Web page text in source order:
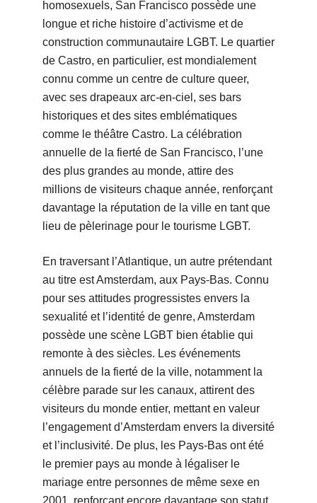
homosexuels, San Francisco possède une
longue et riche histoire d’activisme et de
construction communautaire LGBT. Le quartier
de Castro, en particulier, est mondialement
connu comme un centre de culture queer,
avec ses drapeaux arc-en-ciel, ses bars
historiques et des sites emblématiques
comme le théâtre Castro. La célébration
annuelle de la fierté de San Francisco, l’une
des plus grandes au monde, attire des
millions de visiteurs chaque année, renforçant
davantage la réputation de la ville en tant que
lieu de pèlerinage pour le tourisme LGBT.
En traversant l’Atlantique, un autre prétendant
au titre est Amsterdam, aux Pays-Bas. Connu
pour ses attitudes progressistes envers la
sexualité et l’identité de genre, Amsterdam
possède une scène LGBT bien établie qui
remonte à des siècles. Les événements
annuels de la fierté de la ville, notamment la
célèbre parade sur les canaux, attirent des
visiteurs du monde entier, mettant en valeur
l’engagement d’Amsterdam envers la diversité
et l’inclusivité. De plus, les Pays-Bas ont été
le premier pays au monde à légaliser le
mariage entre personnes de même sexe en
2001, renforçant encore davantage son statut